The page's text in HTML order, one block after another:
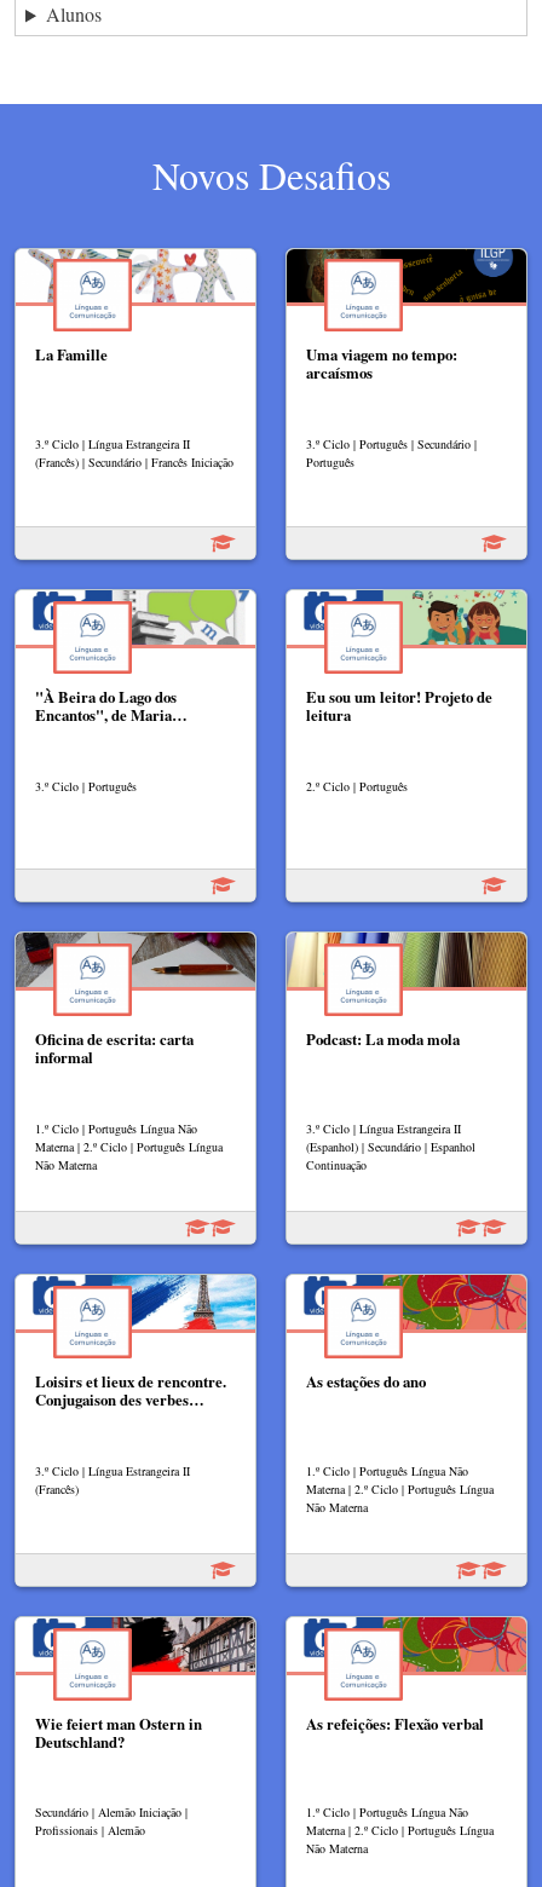
Alunos
Novos Desafios
La Famille
3.º Ciclo | Língua Estrangeira II
(Francês) | Secundário | Francês Iniciação
Uma viagem no tempo:
arcaísmos
3.º Ciclo | Português | Secundário |
Português
"À Beira do Lago dos
Encantos", de Maria…
3.º Ciclo | Português
Eu sou um leitor! Projeto de
leitura
2.º Ciclo | Português
Oficina de escrita: carta
informal
1.º Ciclo | Português Língua Não
Materna | 2.º Ciclo | Português Língua
Não Materna
Podcast: La moda mola
3.º Ciclo | Língua Estrangeira II
(Espanhol) | Secundário | Espanhol
Continuação
Loisirs et lieux de rencontre.
Conjugaison des verbes…
3.º Ciclo | Língua Estrangeira II
(Francês)
As estações do ano
1.º Ciclo | Português Língua Não
Materna | 2.º Ciclo | Português Língua
Não Materna
Wie feiert man Ostern in
Deutschland?
Secundário | Alemão Iniciação |
Profissionais | Alemão
As refeições: Flexão verbal
1.º Ciclo | Português Língua Não
Materna | 2.º Ciclo | Português Língua
Não Materna